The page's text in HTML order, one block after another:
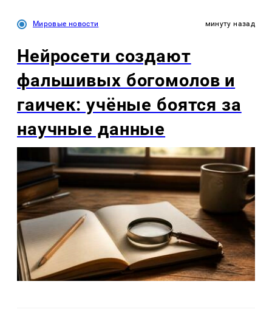
Мировые новости минуту назад
Нейросети создают
фальшивых богомолов и
гаичек: учёные боятся за
научные данные